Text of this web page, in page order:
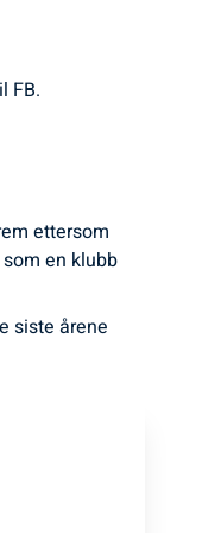
FB.
ettersom
en klubb
siste årene